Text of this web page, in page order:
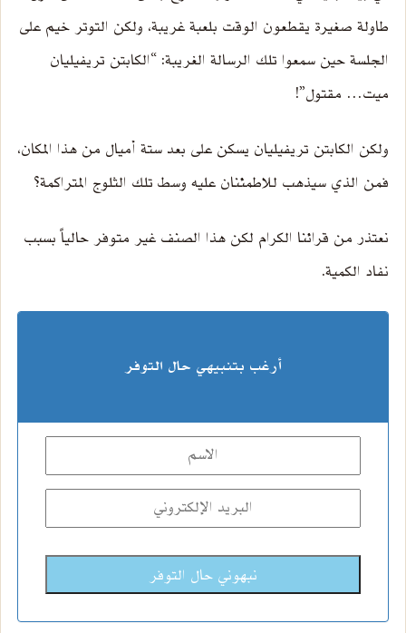
طاولة صغيرة يقطعون الوقت بلعبة غريبة، ولكن التوتر خيم على
الجلسة حين سمعوا تلك الرسالة الغريبة: “الكابتن تريفيليان
ميت… مقتول”!
ولكن الكابتن تريفيليان يسكن على بعد ستة أميال من هذا المكان،
فمن الذي سيذهب للاطمئنان عليه وسط تلك الثلوج المتراكمة؟
نعتذر من قرائنا الكرام لكن هذا الصنف غير متوفر حالياً بسبب
نفاد الكمية.
أرغب بتنبيهي حال التوفر
نبهوني حال التوفر